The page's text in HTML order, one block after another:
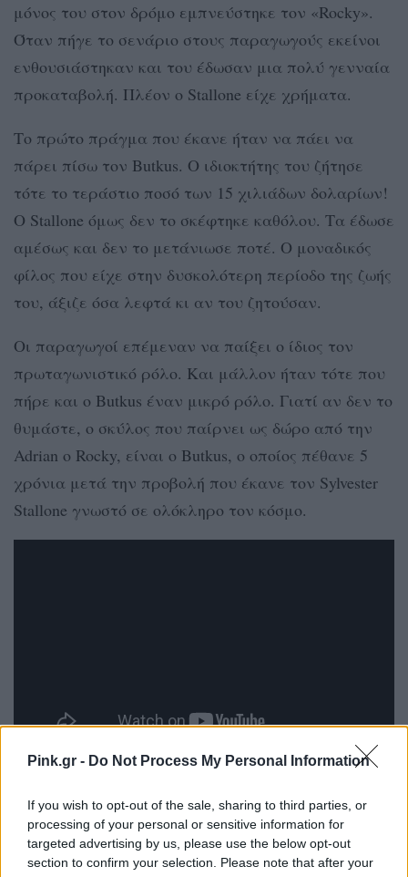
Pink.gr - Do Not Process My Personal Information
If you wish to opt-out of the sale, sharing to third parties, or
processing of your personal or sensitive information for
targeted advertising by us, please use the below opt-out
section to confirm your selection. Please note that after your
μόνος του στον δρόμο εμπνεύστηκε τον «Rocky».
Όταν πήγε το σενάριο στους παραγωγούς εκείνοι
ενθουσιάστηκαν και του έδωσαν μια πολύ γενναία
προκαταβολή. Πλέον ο Stallone είχε χρήματα.
Το πρώτο πράγμα που έκανε ήταν να πάει να
πάρει πίσω τον Butkus. Ο ιδιοκτήτης του ζήτησε
τότε το τεράστιο ποσό των 15 χιλιάδων δολαρίων!
Ο Stallone όμως δεν το σκέφτηκε καθόλου. Τα έδωσε
αμέσως και δεν το μετάνιωσε ποτέ. Ο μοναδικός
φίλος που είχε στην δυσκολότερη περίοδο της ζωής
του, άξιζε όσα λεφτά κι αν του ζητούσαν.
Οι παραγωγοί επέμεναν να παίξει ο ίδιος τον
πρωταγωνιστικό ρόλο. Και μάλλον ήταν τότε που
πήρε και ο Butkus έναν μικρό ρόλο. Γιατί αν δεν το
θυμάστε, ο σκύλος που παίρνει ως δώρο από την
Adrian o Rocky, είναι ο Butkus, o οποίος πέθανε 5
χρόνια μετά την προβολή που έκανε τον Sylvester
Stallone γνωστό σε ολόκληρο τον κόσμο.